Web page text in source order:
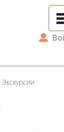
Экскурсии